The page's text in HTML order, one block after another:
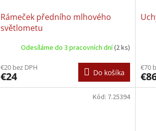
Rámeček předního mlhového
světlometu
Odesíláme do 3 pracovních dní(2 ks)
€20 bez DPH
€24 Do košíka
€70
Kód: 7.25394